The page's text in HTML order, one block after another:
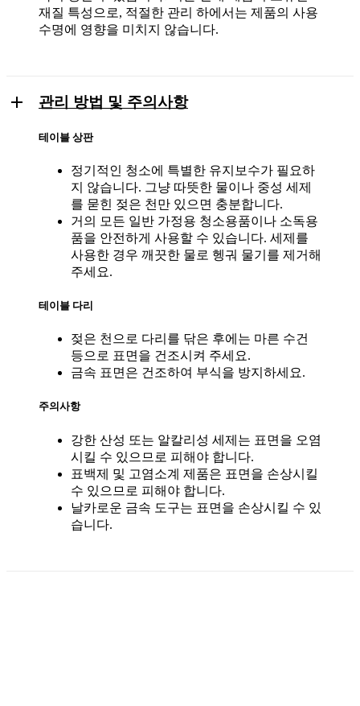
재질 특성으로, 적절한 관리 하에서는 제품의 사용
수명에 영향을 미치지 않습니다.
관리 방법 및 주의사항
테이블 상판
정기적인 청소에 특별한 유지보수가 필요하
지 않습니다. 그냥 따뜻한 물이나 중성 세제
를 묻힌 젖은 천만 있으면 충분합니다.
거의 모든 일반 가정용 청소용품이나 소독용
품을 안전하게 사용할 수 있습니다. 세제를
사용한 경우 깨끗한 물로 헹궈 물기를 제거해
주세요.
테이블 다리
젖은 천으로 다리를 닦은 후에는 마른 수건
등으로 표면을 건조시켜 주세요.
금속 표면은 건조하여 부식을 방지하세요.
주의사항
강한 산성 또는 알칼리성 세제는 표면을 오염
시킬 수 있으므로 피해야 합니다.
표백제 및 고염소계 제품은 표면을 손상시킬
수 있으므로 피해야 합니다.
날카로운 금속 도구는 표면을 손상시킬 수 있
습니다.